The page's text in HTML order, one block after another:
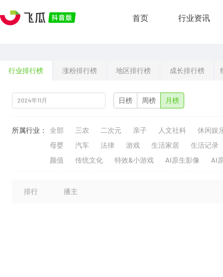
首页 行业资讯
行业排行榜 涨粉排行榜 地区排行榜 成长排行榜
日榜 周榜 月榜
所属行业： 全部 三农 二次元 亲子 人文社科
休闲娱
母婴
汽车 法律 游戏 生活家居
生活记录
颜值
传统文化 特效&小游戏 AI原生影像 AI
排行 播主